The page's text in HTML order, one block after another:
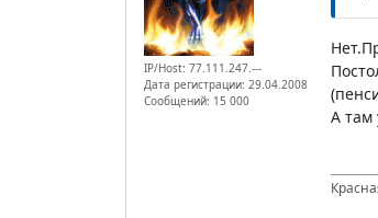
IP/Host: 77.111.247.---
Дата регистрации: 29.04.2008
Сообщений: 15 000
А там